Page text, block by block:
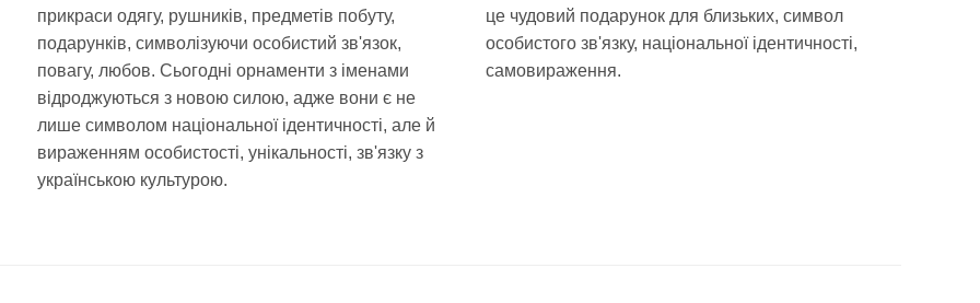
прикраси одягу, рушників, предметів побуту,
подарунків, символізуючи особистий зв'язок,
повагу, любов. Сьогодні орнаменти з іменами
відроджуються з новою силою, адже вони є не
лише символом національної ідентичності, але й
вираженням особистості, унікальності, зв'язку з
українською культурою.
це чудовий подарунок для близьких, символ
особистого зв'язку, національної ідентичності,
самовираження.